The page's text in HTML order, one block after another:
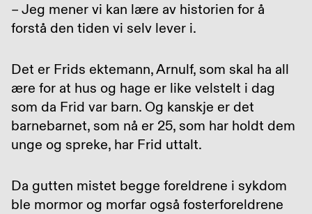
– Jeg mener vi kan lære av historien for å
forstå den tiden vi selv lever i.
Det er Frids ektemann, Arnulf, som skal ha all
ære for at hus og hage er like velstelt i dag
som da Frid var barn. Og kanskje er det
barnebarnet, som nå er 25, som har holdt dem
unge og spreke, har Frid uttalt.
Da gutten mistet begge foreldrene i sykdom
ble mormor og morfar også fosterforeldrene